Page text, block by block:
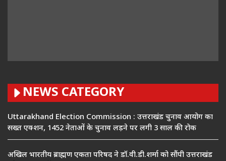
NEWS CATEGORY
Uttarakhand Election Commission : उत्तराखंड चुनाव आयोग का
सख्त एक्शन, 1452 नेताओं के चुनाव लड़ने पर लगी 3 साल की रोक
अखिल भारतीय ब्राह्मण एकता परिषद ने डॉ.वी.डी.शर्मा को सौंपी उत्तराखंड